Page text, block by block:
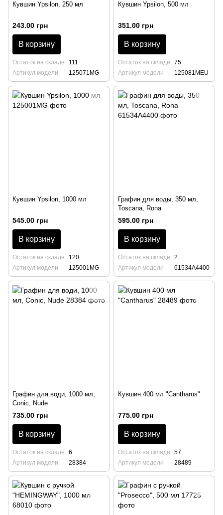
Кувшин Ypsilon, 250 мл
243.00 грн
В корзину
Остаток на складе
111
Артикул модели
125071MG
Кувшин Ypsilon, 500 мл
351.00 грн
В корзину
Остаток на складе
75
Артикул модели
125081MEU
Кувшин Ypsilon, 1000 мл
545.00 грн
В корзину
Остаток на складе
120
Артикул модели
125001MG
Графин для воды, 350 мл,
Toscana, Rona
595.00 грн
В корзину
Остаток на складе
2
Артикул модели
61534А4400
Графин для води, 1000 мл,
Conic, Nude
735.00 грн
В корзину
Остаток на складе
6
Артикул модели
28384
Кувшин 400 мл "Cantharus"
775.00 грн
В корзину
Остаток на складе
57
Артикул модели
28489